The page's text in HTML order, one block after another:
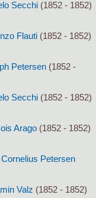
Secchi (1852 - 1852)
Flauti (1852 - 1852)
Petersen (1852 -
Secchi (1852 - 1852)
Arago (1852 - 1852)
Petersen
Valz (1852 - 1852)